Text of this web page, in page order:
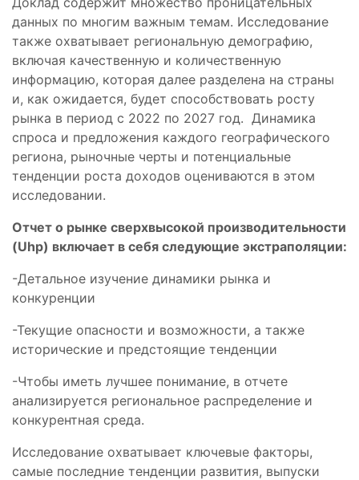
данных по многим важным темам. Исследование
также охватывает региональную демографию,
включая качественную и количественную
информацию, которая далее разделена на страны
и, как ожидается, будет способствовать росту
рынка в период с 2022 по 2027 год. Динамика
спроса и предложения каждого географического
региона, рыночные черты и потенциальные
тенденции роста доходов оцениваются в этом
исследовании.
Отчет о рынке сверхвысокой производительности
(Uhp) включает в себя следующие экстраполяции:
-Детальное изучение динамики рынка и
конкуренции
-Текущие опасности и возможности, а также
исторические и предстоящие тенденции
-Чтобы иметь лучшее понимание, в отчете
анализируется региональное распределение и
конкурентная среда.
Исследование охватывает ключевые факторы,
самые последние тенденции развития, выпуски